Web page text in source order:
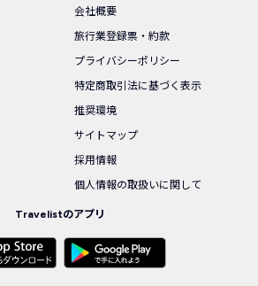
会社概要
旅行業登録票・約款
プライバシーポリシー
特定商取引法に基づく表示
推奨環境
サイトマップ
採用情報
個人情報の取扱いに関して
Travelistのアプリ